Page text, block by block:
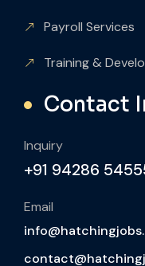
Payroll Services
Training &
Contact
Inquiry
+91 94286
Email